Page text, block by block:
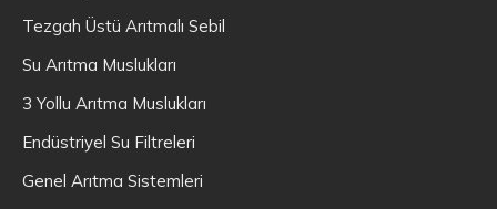
Tezgah Üstü Arıtmalı Sebil
Su Arıtma Muslukları
3 Yollu Arıtma Muslukları
Endüstriyel Su Filtreleri
Genel Arıtma Sistemleri